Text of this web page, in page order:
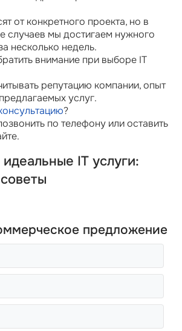
от конкретного проекта, но в
случаев мы достигаем нужного
несколько недель.
внимание при выборе IT
репутацию компании, опыт
услуг.
?
по телефону или оставить
IT услуги:
предложение